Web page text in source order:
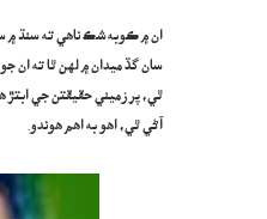
ان ۾ ڪوبه شڪ ناهي ته سنڌ ۾
سان گڏ ميدان ۾ لهن ٿا ته ان
ٿي، پر زميني حقيقتن جي
آڻي ٿي، اهو به اهم هوندو.